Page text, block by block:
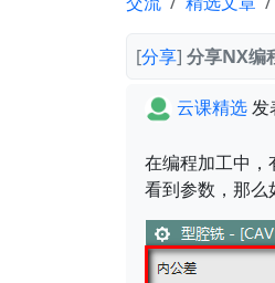
[分享] 分享NX编
云课精选发
在编程加工中，
看到参数，那么